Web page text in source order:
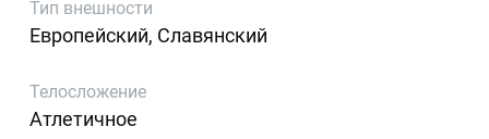
Тип внешности
Европейский, Славянский
Телосложение
Атлетичное